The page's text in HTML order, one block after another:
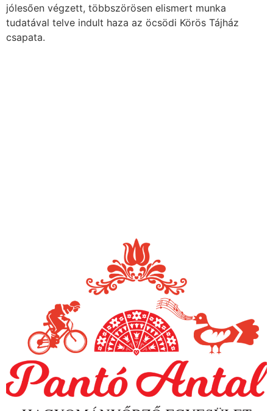
jólesően végzett, többszörösen elismert munka
tudatával telve indult haza az öcsödi Körös Tájház
csapata.